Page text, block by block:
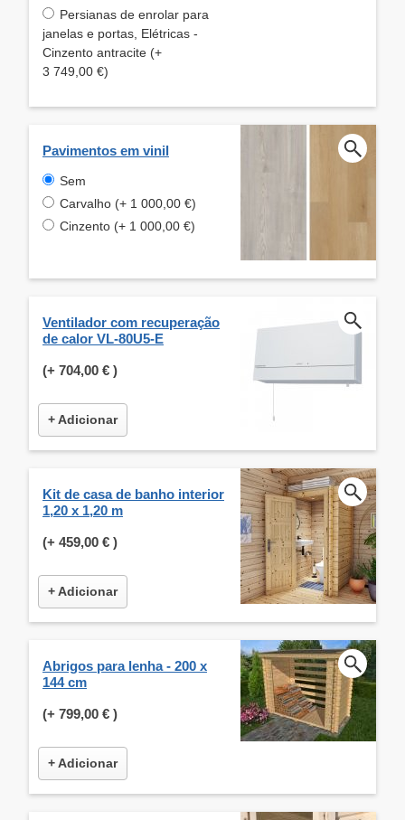
Persianas de enrolar para
janelas e portas, Elétricas -
Cinzento antracite (+
3 749,00 €)
Pavimentos em vinil
Sem
Carvalho (+ 1 000,00 €)
Cinzento (+ 1 000,00 €)
Ventilador com recuperação
de calor VL-80U5-E
(+ 704,00 € )
+ Adicionar
Kit de casa de banho interior
1,20 x 1,20 m
(+ 459,00 € )
+ Adicionar
Abrigos para lenha - 200 x
144 cm
(+ 799,00 € )
+ Adicionar